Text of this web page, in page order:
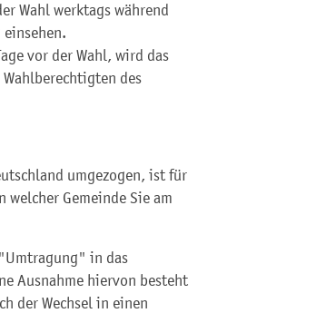
Wahl werktags während
vor der Wahl, wird das
des
umgezogen, ist für
welcher Gemeinde Sie am
in das
Ausnahme hiervon besteht
der Wechsel in einen